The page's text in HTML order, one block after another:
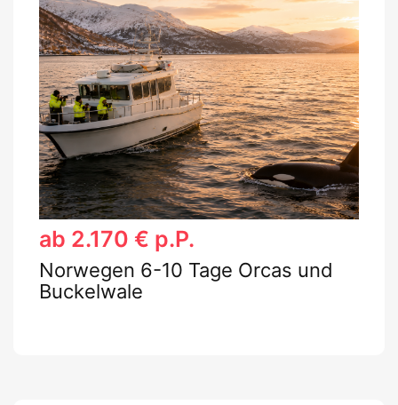
ab 2.170 € p.P.
Norwegen 6-10 Tage Orcas und
Buckelwale